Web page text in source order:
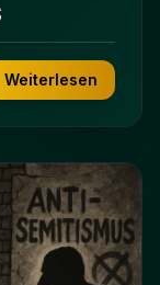
Weiterlesen